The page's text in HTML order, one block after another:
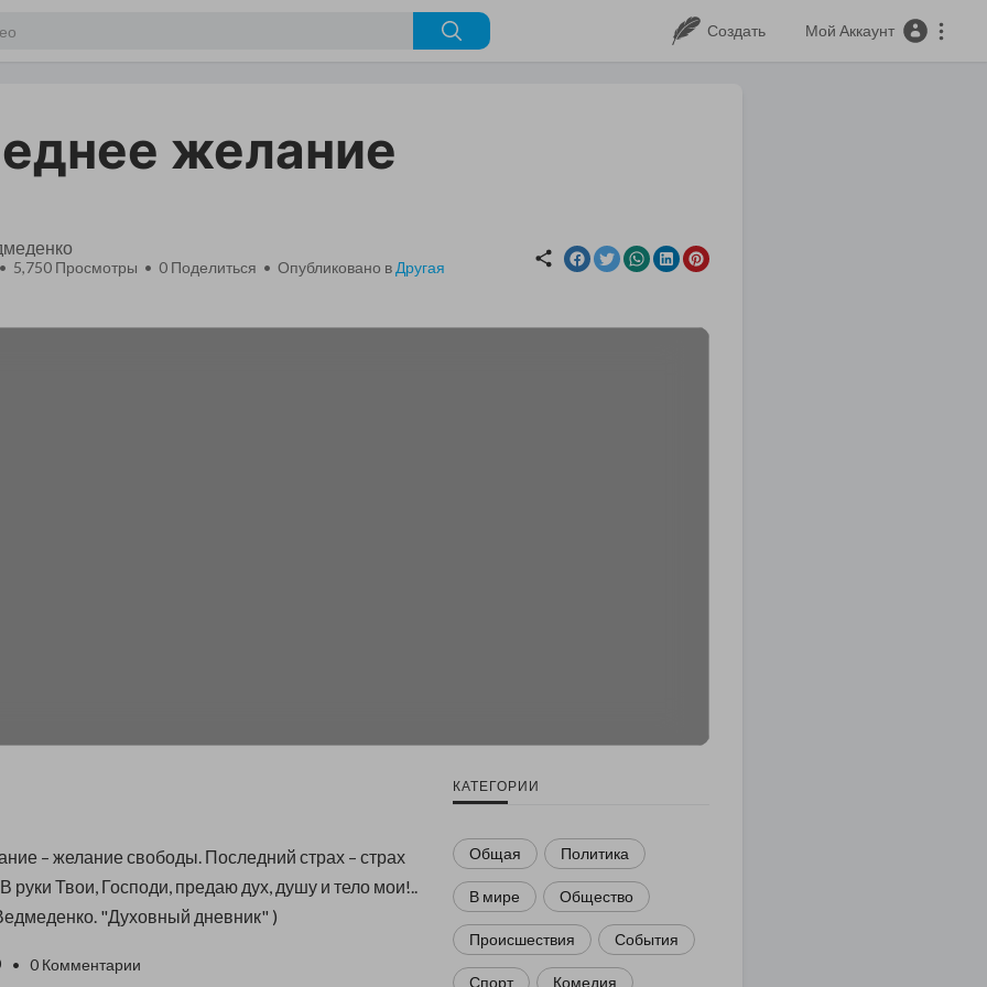
Создать Мой Аккаунт
желание
5,750 Просмотры • 0 Поделиться • Опубликовано в Другая
– желание свободы. Последний страх – страх
руки Твои, Господи, предаю дух, душу и тело мои!..
"Духовный дневник" )
• 0 Комментарии
КАТЕГОРИИ
Общая Политика
В мире Общество
Происшествия События
Спорт Комедия